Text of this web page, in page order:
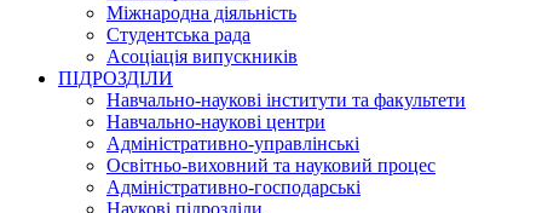
Міжнародна діяльність
Студентська рада
Асоціація випускників
ПІДРОЗДІЛИ
Навчально-наукові інститути та факультети
Навчально-наукові центри
Адміністративно-управлінські
Освітньо-виховний та науковий процес
Адміністративно-господарські
Наукові підрозділи